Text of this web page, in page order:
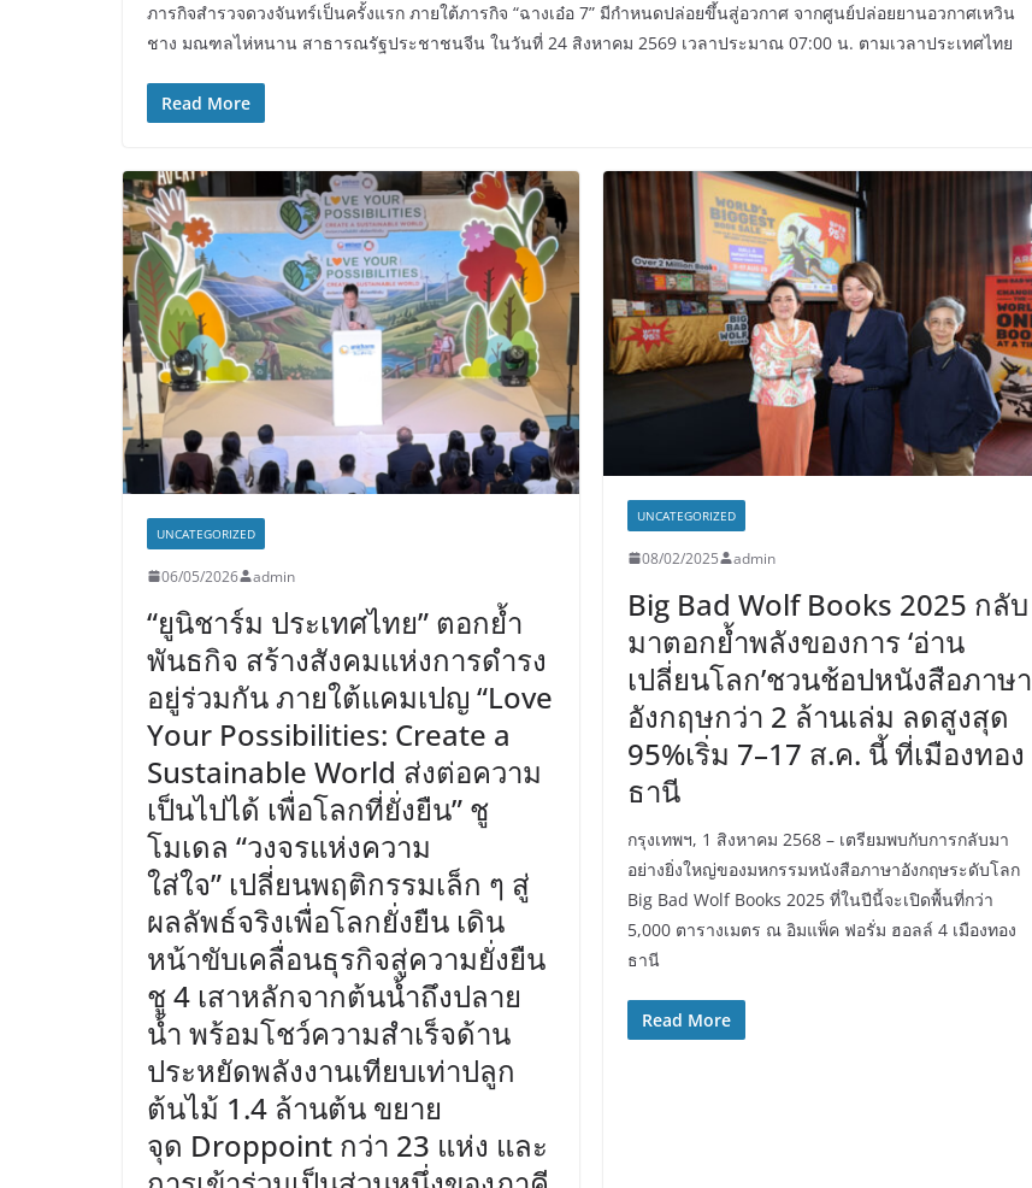
ภารกิจสำรวจดวงจันทร์เป็นครั้งแรก ภายใต้ภารกิจ “ฉางเอ๋อ 7” มีกำหนดปล่อยขึ้นสู่อวกาศ จากศูนย์ปล่อยยานอวกาศเหวิน
ชาง มณฑลไห่หนาน สาธารณรัฐประชาชนจีน ในวันที่ 24 สิงหาคม 2569 เวลาประมาณ 07:00 น. ตามเวลาประเทศไทย
Read More
UNCATEGORIZED
06/05/2026 admin
“ยูนิชาร์ม ประเทศไทย” ตอกย้ำ
พันธกิจ สร้างสังคมแห่งการดำรง
อยู่ร่วมกัน ภายใต้แคมเปญ “Love
Your Possibilities: Create a
Sustainable World ส่งต่อความ
เป็นไปได้ เพื่อโลกที่ยั่งยืน” ชู
โมเดล “วงจรแห่งความ
ใส่ใจ” เปลี่ยนพฤติกรรมเล็ก ๆ สู่
ผลลัพธ์จริงเพื่อโลกยั่งยืน เดิน
หน้าขับเคลื่อนธุรกิจสู่ความยั่งยืน
ชู 4 เสาหลักจากต้นน้ำถึงปลาย
น้ำ พร้อมโชว์ความสำเร็จด้าน
ประหยัดพลังงานเทียบเท่าปลูก
ต้นไม้ 1.4 ล้านต้น ขยาย
จุด Droppoint กว่า 23 แห่ง และ
UNCATEGORIZED
08/02/2025 admin
Big Bad Wolf Books 2025 กลับ
มาตอกย้ำพลังของการ ‘อ่าน
เปลี่ยนโลก’ชวนช้อปหนังสือภาษา
อังกฤษกว่า 2 ล้านเล่ม ลดสูงสุด
95%เริ่ม 7–17 ส.ค. นี้ ที่เมืองทอง
ธานี
กรุงเทพฯ, 1 สิงหาคม 2568 – เตรียมพบกับการกลับมา
อย่างยิ่งใหญ่ของมหกรรมหนังสือภาษาอังกฤษระดับโลก
Big Bad Wolf Books 2025 ที่ในปีนี้จะเปิดพื้นที่กว่า
5,000 ตารางเมตร ณ อิมแพ็ค ฟอรั่ม ฮอลล์ 4 เมืองทอง
ธานี
Read More